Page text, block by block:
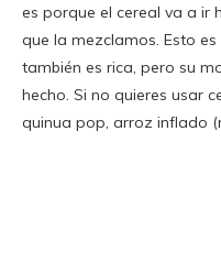
es porque el cereal va a ir
que la mezclamos. Esto
también es rica, pero su
hecho. Si no quieres usar
quinua pop, arroz inflado